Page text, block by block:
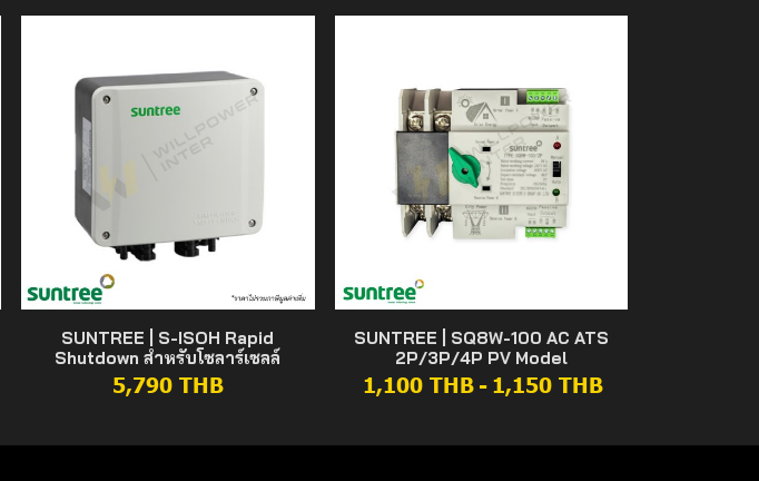
SUNTREE | S-ISOH Rapid
Shutdown สำหรับโซลาร์เซลล์
5,790 THB
SUNTREE | SQ8W-100 AC ATS
2P/3P/4P PV Model
1,100 THB - 1,150 THB